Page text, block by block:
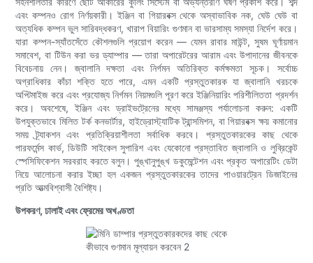
এবং কম্পনও রোগ নির্ণয়কারী। ইঞ্জিন বা গিয়ারবক্স থেকে অস্বাভাবিক নক, ঘেউ ঘেউ বা
অত্যধিক কম্পন ভুল সারিবদ্ধকরণ, খারাপ বিয়ারিং গুণমান বা ভারসাম্য সমস্যা নির্দেশ করে।
যারা কম্পন-স্যাঁতসেঁতে কৌশলগুলি প্রয়োগ করেন — যেমন রাবার মাউন্ট, সুষম ঘূর্ণায়মান
সমাবেশ, বা টিউন করা ভর ড্যাম্পার — তারা অপারেটরের আরাম এবং উপাদানের জীবনকে
বিবেচনায় নেন। জ্বালানি দক্ষতা এবং নির্গমন অতিরিক্ত কর্মক্ষমতা সূচক। সর্বোচ্চ
অগ্রাধিকার কাঁচা শক্তি হতে পারে, এমন একটি প্রস্তুতকারক যা জ্বালানি খরচকে
অপ্টিমাইজ করে এবং প্রযোজ্য নির্গমন নিয়মগুলি পূরণ করে ইঞ্জিনিয়ারিং পরিশীলিততা প্রদর্শন
করে। অবশেষে, ইঞ্জিন এবং ড্রাইভট্রেনের মধ্যে সামঞ্জস্য পর্যালোচনা করুন: একটি
উপযুক্তভাবে মিলিত টর্ক কনভার্টার, হাইড্রোস্ট্যাটিক ট্রান্সমিশন, বা গিয়ারবক্স ক্ষয় কমানোর
সময় ট্র্যাকশন এবং প্রতিক্রিয়াশীলতা সর্বাধিক করবে। প্রস্তুতকারকের কাছ থেকে
পারফর্মেন্স কার্ভ, ডিউটি ​​সাইকেল সুপারিশ এবং যেকোনো প্রস্তাবিত জ্বালানি ও লুব্রিকেন্ট
স্পেসিফিকেশন সরবরাহ করতে বলুন। পুঙ্খানুপুঙ্খ ডকুমেন্টেশন এবং প্রকৃত অপারেটিং ডেটা
নিয়ে আলোচনা করার ইচ্ছা হল একজন প্রস্তুতকারকের তাদের পাওয়ারট্রেন ডিজাইনের
প্রতি আত্মবিশ্বাসী বৈশিষ্ট্য।
উপকরণ, ঢালাই এবং ফ্রেমের অখণ্ডতা